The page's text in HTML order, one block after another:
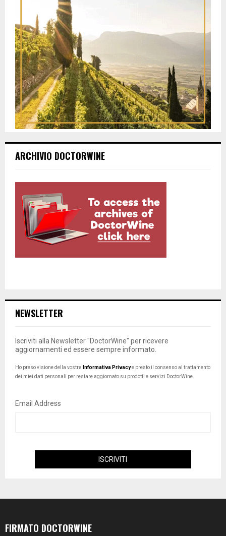
ARCHIVIO DOCTORWINE
NEWSLETTER
Iscriviti alla Newsletter "DoctorWine" per ricevere
aggiornamenti ed essere sempre informato.
Ho preso visione della vostra Informativa Privacye presto il consenso al trattamento
dei miei dati personali per restare aggiornato su prodotti e servizi DoctorWine.
Email Address
FIRMATO DOCTORWINE